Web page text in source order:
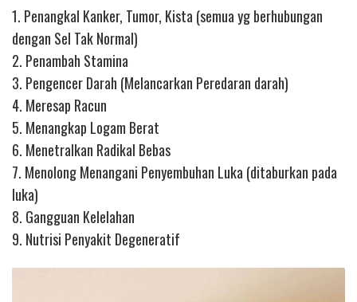
1. Penangkal Kanker, Tumor, Kista (semua yg berhubungan
dengan Sel Tak Normal)
2. Penambah Stamina
3. Pengencer Darah (Melancarkan Peredaran darah)
4. Meresap Racun
5. Menangkap Logam Berat
6. Menetralkan Radikal Bebas
7. Menolong Menangani Penyembuhan Luka (ditaburkan pada
luka)
8. Gangguan Kelelahan
9. Nutrisi Penyakit Degeneratif